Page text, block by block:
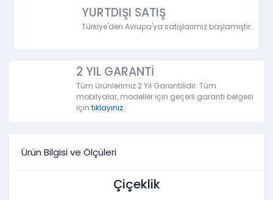
YURTDIŞI SATIŞ
Türkiye'den Avrupa'ya satışlarımız başlamıştır.
2 YIL GARANTİ
Tüm ürünlerimiz 2 Yıl Garantilidir. Tüm
mobilyalar, modeller için geçerli garanti belgesi
için tıklayınız.
Ürün Bilgisi ve Ölçüleri
Çiçeklik